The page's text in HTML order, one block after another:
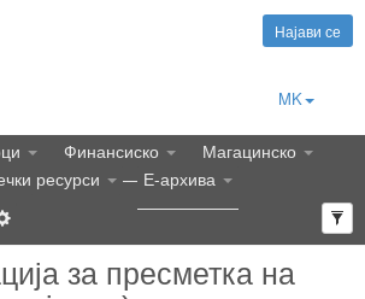
Најави се
MK
Финансиско
Магацинско
ресурси
Е-архива
за пресметка на